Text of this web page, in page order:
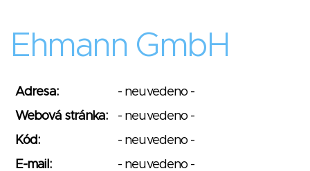
Ehmann GmbH
Adresa:
- neuvedeno -
Webová stránka:
- neuvedeno -
Kód:
- neuvedeno -
E-mail:
- neuvedeno -